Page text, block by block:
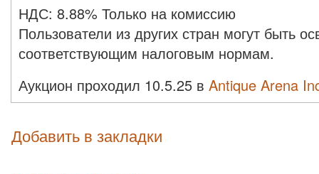
НДС: 8.88% Только на комиссию
Пользователи из других стран могут быть
соответствующим налоговым нормам.
Аукцион проходил 10.5.25 в Antique Arena
Добавить в закладки